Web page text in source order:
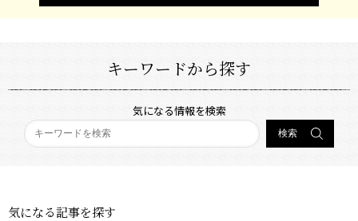
キーワードから探す
気になる情報を検索
気になる記事を探す